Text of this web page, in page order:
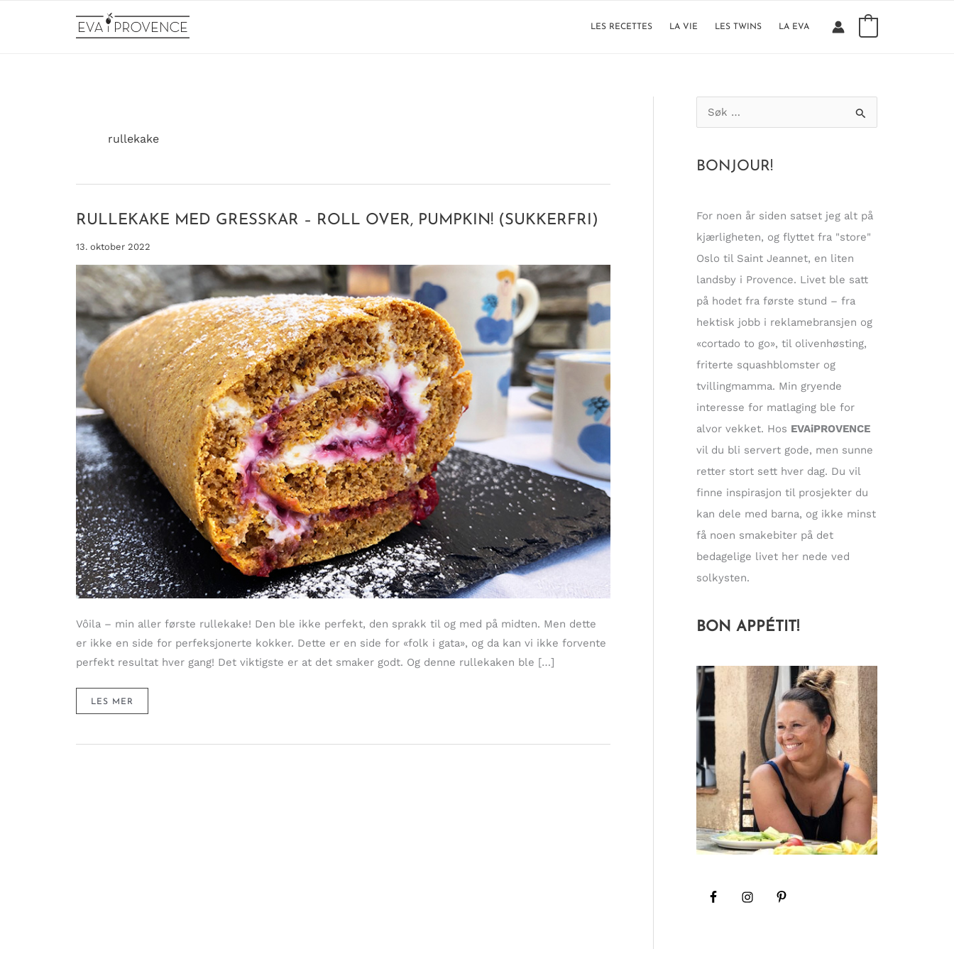
LES RECETTES LA VIE LES TWINS LA EVA
rullekake
RULLEKAKE MED GRESSKAR – ROLL OVER, PUMPKIN! (SUKKERFRI)
13. oktober 2022
Vôila – min aller første rullekake! Den ble ikke perfekt, den sprakk til og med på midten. Men dette
er ikke en side for perfeksjonerte kokker. Dette er en side for «folk i gata», og da kan vi ikke forvente
perfekt resultat hver gang! Det viktigste er at det smaker godt. Og denne rullekaken ble […]
RULLEKAKE
OVER,
LES MER
ø
e
t
e
r
:
BONJOUR!
For noen år siden satset jeg alt på
kjærligheten, og flyttet fra "store"
Oslo til Saint Jeannet, en liten
landsby i Provence. Livet ble satt
på hodet fra første stund – fra
hektisk jobb i reklamebransjen og
«cortado to go», til olivenhøsting,
friterte squashblomster og
tvillingmamma. Min gryende
interesse for matlaging ble for
alvor vekket. Hos EVAiPROVENCE
vil du bli servert gode, men sunne
retter stort sett hver dag. Du vil
finne inspirasjon til prosjekter du
kan dele med barna, og ikke minst
få noen smakebiter på det
bedagelige livet her nede ved
solkysten.
BON APPÉTIT!